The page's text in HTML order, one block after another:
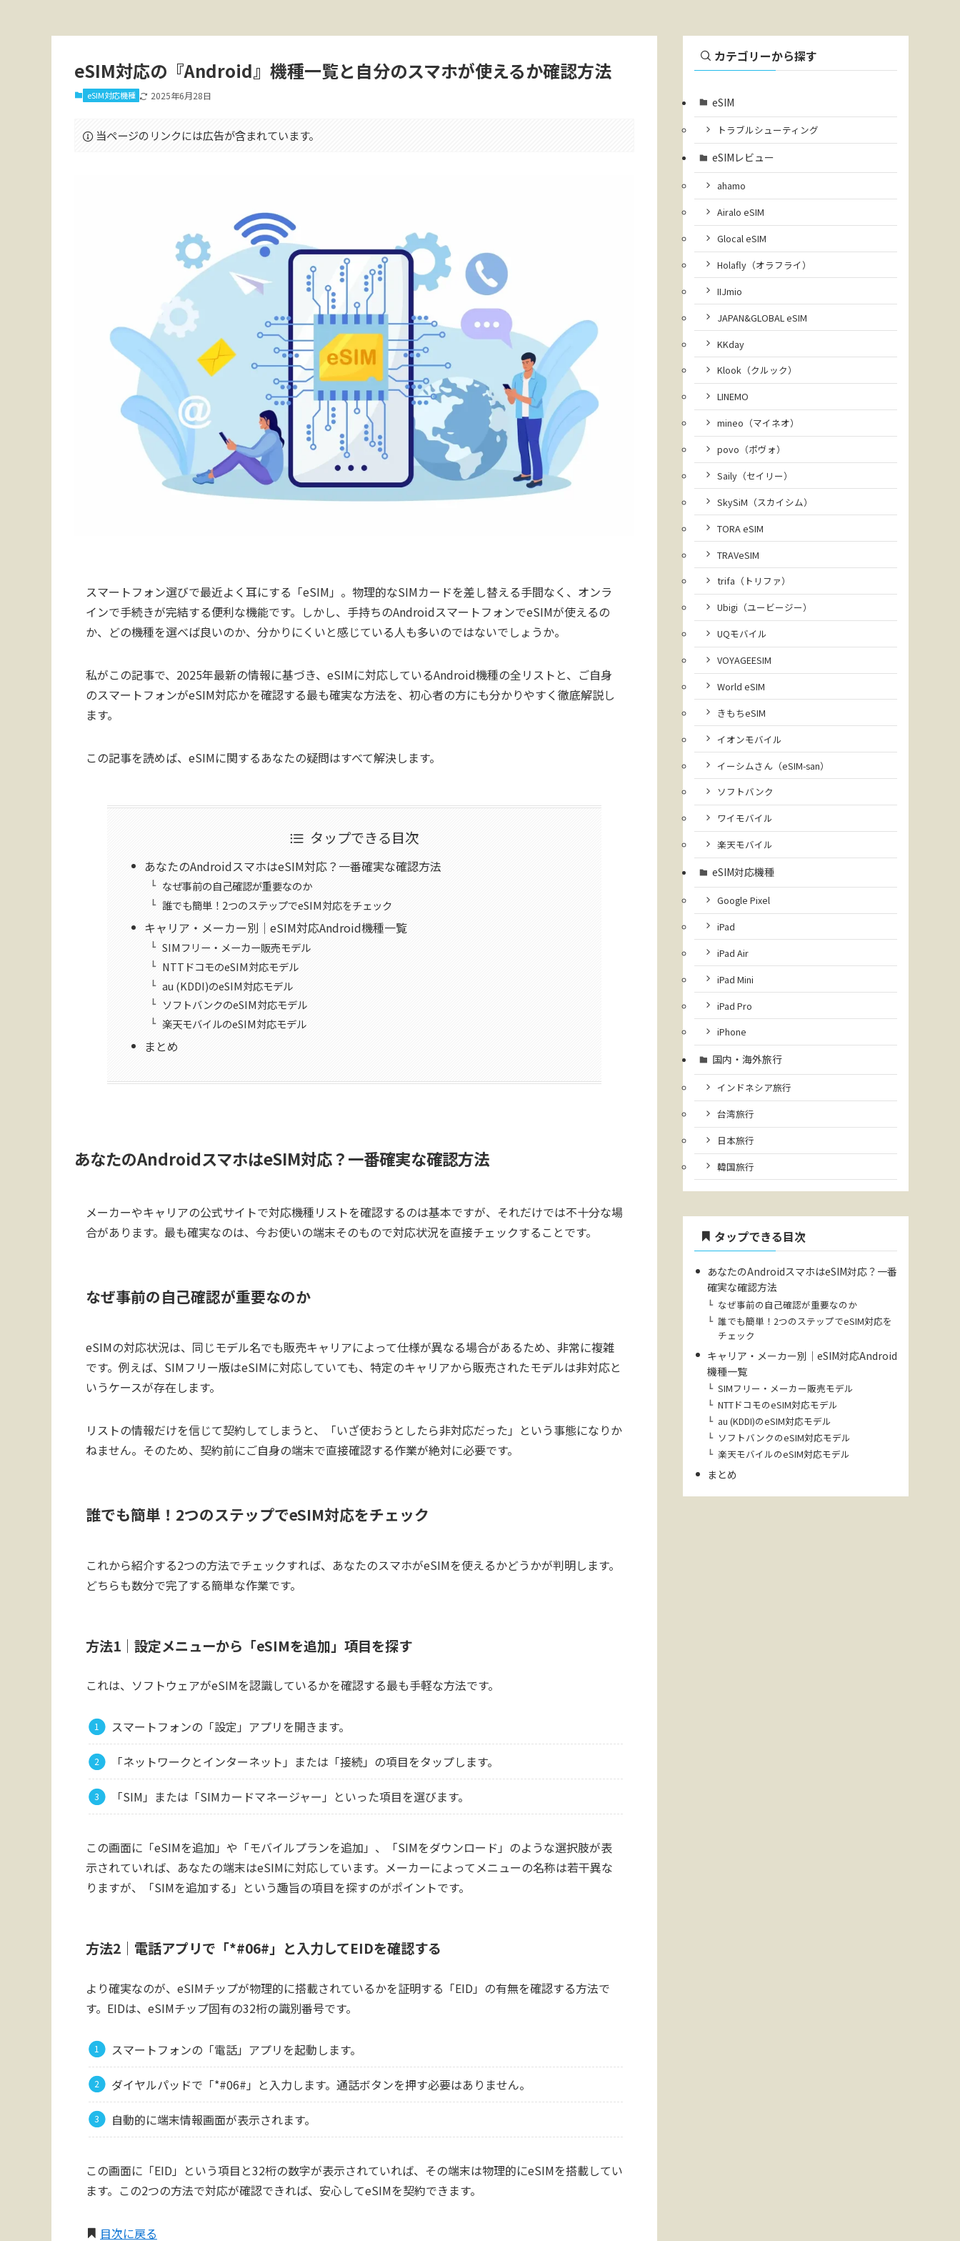
eSIM対応の『Android』機種一覧と自分のスマホが使えるか確認方法
eSIM対応機種 2025年6月28日
当ページのリンクには広告が含まれています。
スマートフォン選びで最近よく耳にする「eSIM」。物理的なSIMカードを差し替える手間なく、オンラ
インで手続きが完結する便利な機能です。しかし、手持ちのAndroidスマートフォンでeSIMが使えるの
か、どの機種を選べば良いのか、分かりにくいと感じている人も多いのではないでしょうか。
私がこの記事で、2025年最新の情報に基づき、eSIMに対応しているAndroid機種の全リストと、ご自身
のスマートフォンがeSIM対応かを確認する最も確実な方法を、初心者の方にも分かりやすく徹底解説し
ます。
この記事を読めば、eSIMに関するあなたの疑問はすべて解決します。
タップできる目次
あなたのAndroidスマホはeSIM対応？一番確実な確認方法
なぜ事前の自己確認が重要なのか
誰でも簡単！2つのステップでeSIM対応をチェック
キャリア・メーカー別｜eSIM対応Android機種一覧
SIMフリー・メーカー販売モデル
NTTドコモのeSIM対応モデル
au (KDDI)のeSIM対応モデル
ソフトバンクのeSIM対応モデル
楽天モバイルのeSIM対応モデル
まとめ
あなたのAndroidスマホはeSIM対応？一番確実な確認方法
メーカーやキャリアの公式サイトで対応機種リストを確認するのは基本ですが、それだけでは不十分な場
合があります。最も確実なのは、今お使いの端末そのもので対応状況を直接チェックすることです。
なぜ事前の自己確認が重要なのか
eSIMの対応状況は、同じモデル名でも販売キャリアによって仕様が異なる場合があるため、非常に複雑
です。例えば、SIMフリー版はeSIMに対応していても、特定のキャリアから販売されたモデルは非対応と
いうケースが存在します。
リストの情報だけを信じて契約してしまうと、「いざ使おうとしたら非対応だった」という事態になりか
ねません。そのため、契約前にご自身の端末で直接確認する作業が絶対に必要です。
誰でも簡単！2つのステップでeSIM対応をチェック
これから紹介する2つの方法でチェックすれば、あなたのスマホがeSIMを使えるかどうかが判明します。
どちらも数分で完了する簡単な作業です。
方法1｜設定メニューから「eSIMを追加」項目を探す
これは、ソフトウェアがeSIMを認識しているかを確認する最も手軽な方法です。
スマートフォンの「設定」アプリを開きます。
「ネットワークとインターネット」または「接続」の項目をタップします。
「SIM」または「SIMカードマネージャー」といった項目を選びます。
この画面に「eSIMを追加」や「モバイルプランを追加」、「SIMをダウンロード」のような選択肢が表
示されていれば、あなたの端末はeSIMに対応しています。メーカーによってメニューの名称は若干異な
りますが、「SIMを追加する」という趣旨の項目を探すのがポイントです。
方法2｜電話アプリで「*#06#」と入力してEIDを確認する
より確実なのが、eSIMチップが物理的に搭載されているかを証明する「EID」の有無を確認する方法で
す。EIDは、eSIMチップ固有の32桁の識別番号です。
スマートフォンの「電話」アプリを起動します。
ダイヤルパッドで「*#06#」と入力します。通話ボタンを押す必要はありません。
自動的に端末情報画面が表示されます。
この画面に「EID」という項目と32桁の数字が表示されていれば、その端末は物理的にeSIMを搭載してい
ます。この2つの方法で対応が確認できれば、安心してeSIMを契約できます。
目次に戻る
カテゴリーから探す
eSIM
トラブルシューティング
eSIMレビュー
ahamo
Airalo eSIM
Glocal eSIM
Holafly（オラフライ）
IIJmio
JAPAN&GLOBAL eSIM
KKday
Klook（クルック）
LINEMO
mineo（マイネオ）
povo（ポヴォ）
Saily（セイリー）
SkySiM（スカイシム）
TORA eSIM
TRAVeSIM
trifa（トリファ）
Ubigi（ユービージー）
UQモバイル
VOYAGEESIM
World eSIM
きもちeSIM
イオンモバイル
イーシムさん（eSIM-san）
ソフトバンク
ワイモバイル
楽天モバイル
eSIM対応機種
Google Pixel
iPad
iPad Air
iPad Mini
iPad Pro
iPhone
国内・海外旅行
インドネシア旅行
台湾旅行
日本旅行
韓国旅行
タップできる目次
あなたのAndroidスマホはeSIM対応？一番
確実な確認方法
なぜ事前の自己確認が重要なのか
誰でも簡単！2つのステップでeSIM対応を
チェック
キャリア・メーカー別｜eSIM対応Android
機種一覧
SIMフリー・メーカー販売モデル
NTTドコモのeSIM対応モデル
au (KDDI)のeSIM対応モデル
ソフトバンクのeSIM対応モデル
楽天モバイルのeSIM対応モデル
まとめ